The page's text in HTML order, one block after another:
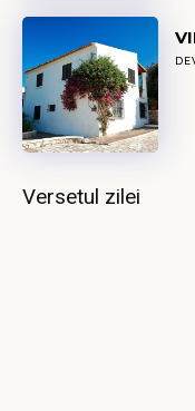
Versetul zilei